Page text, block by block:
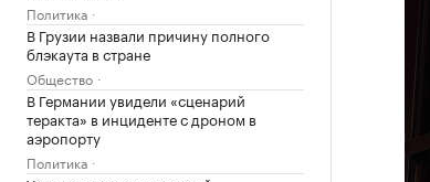
Политика
В Грузии назвали причину полного
блэкаута в стране
Общество
В Германии увидели «сценарий
теракта» в инциденте с дроном в
аэропорту
Политика